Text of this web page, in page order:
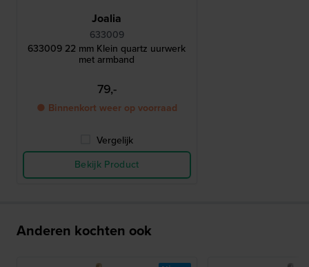
Joalia
633009
633009 22 mm Klein quartz uurwerk
met armband
79,-
● Binnenkort weer op voorraad
Vergelijk
Bekijk Product
Anderen kochten ook